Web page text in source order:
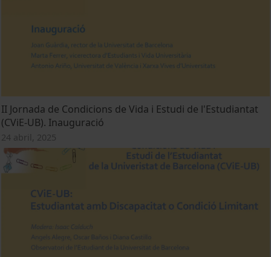
II Jornada de Condicions de Vida i Estudi de l'Estudiantat
(CViE-UB). Inauguració
24 abril, 2025